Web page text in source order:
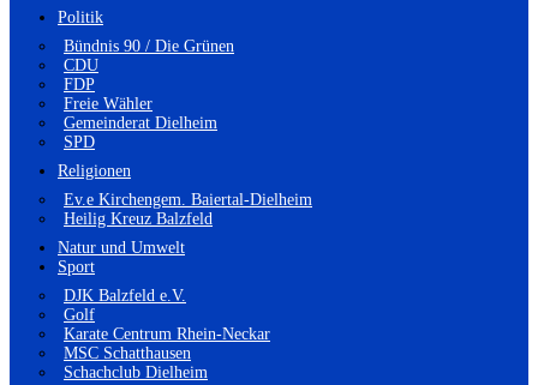
Politik
Bündnis 90 / Die Grünen
CDU
FDP
Freie Wähler
Gemeinderat Dielheim
SPD
Religionen
Ev.e Kirchengem. Baiertal-Dielheim
Heilig Kreuz Balzfeld
Natur und Umwelt
Sport
DJK Balzfeld e.V.
Golf
Karate Centrum Rhein-Neckar
MSC Schatthausen
Schachclub Dielheim